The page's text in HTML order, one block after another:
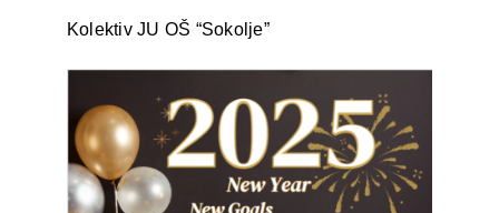
Kolektiv JU OŠ “Sokolje”